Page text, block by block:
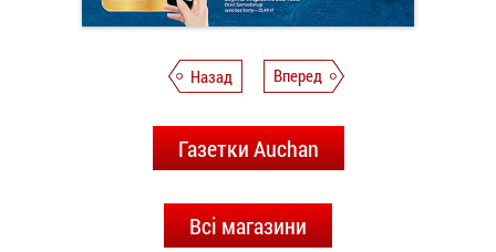
Назад Вперед
Газетки Auchan
Всі магазини